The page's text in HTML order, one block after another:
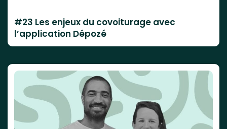
#23 Les enjeux du covoiturage avec
l’application Dépozé